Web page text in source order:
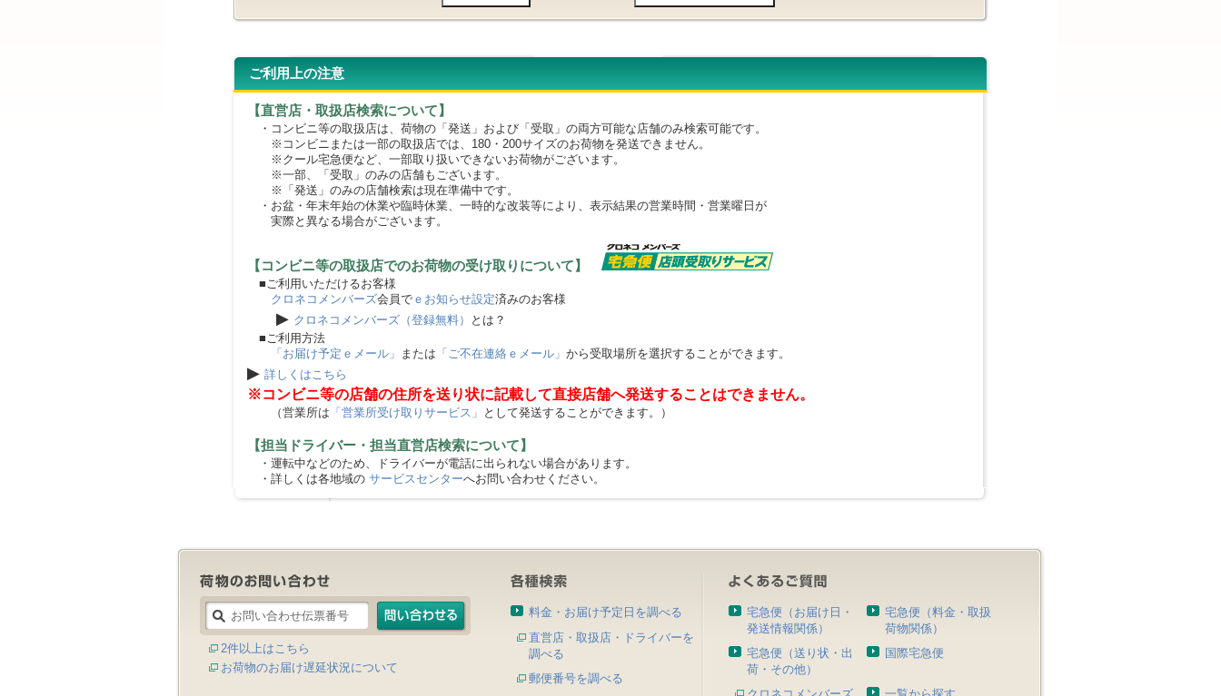
ご利用上の注意
【直営店・取扱店検索について】
・コンビニ等の取扱店は、荷物の「発送」および「受取」の両方可能な店舗のみ検索可能です。
※コンビニまたは一部の取扱店では、180・200サイズのお荷物を発送できません。
※クール宅急便など、一部取り扱いできないお荷物がございます。
※一部、「受取」のみの店舗もございます。
※「発送」のみの店舗検索は現在準備中です。
・お盆・年末年始の休業や臨時休業、一時的な改装等により、表示結果の営業時間・営業曜日が
実際と異なる場合がございます。
【コンビニ等の取扱店でのお荷物の受け取りについて】
■ご利用いただけるお客様
クロネコメンバーズ会員で ｅお知らせ設定済みのお客様
▶ クロネコメンバーズ（登録無料）
とは？
■ご利用方法
「お届け予定ｅメール」 または 「ご不在連絡ｅメール」 から受取場所を選択することができます。
▶ 詳しくはこちら
※コンビニ等の店舗の住所を送り状に記載して直接店舗へ発送することはできません。
（営業所は 「営業所受け取りサービス」 として発送することができます。）
【担当ドライバー・担当直営店検索について】
・運転中などのため、ドライバーが電話に出られない場合があります。
・詳しくは各地域の サービスセンターへお問い合わせください。
2件以上はこちら
お荷物のお届け遅延状況について
料金・お届け予定日を調べる
直営店・取扱店・ドライバーを
調べる
郵便番号を調べる
宅急便（お届け日・
発送情報関係）
宅急便（料金・取扱
荷物関係）
宅急便（送り状・出
荷・その他）
国際宅急便